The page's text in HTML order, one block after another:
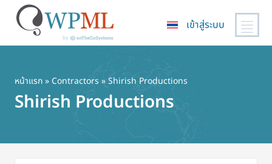
เนื้อหา
หลัก
เข้าสู่ระบบ
หน้าแรก» Contractors » Shirish Productions
Shirish Productions